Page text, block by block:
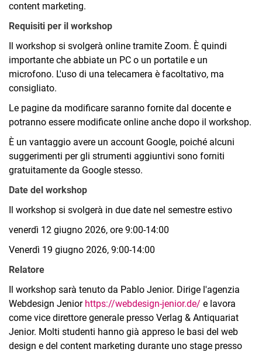
content marketing.
Requisiti per il workshop
Il workshop si svolgerà online tramite Zoom. È quindi
importante che abbiate un PC o un portatile e un
microfono. L'uso di una telecamera è facoltativo, ma
consigliato.
Le pagine da modificare saranno fornite dal docente e
potranno essere modificate online anche dopo il workshop.
È un vantaggio avere un account Google, poiché alcuni
suggerimenti per gli strumenti aggiuntivi sono forniti
gratuitamente da Google stesso.
Date del workshop
Il workshop si svolgerà in due date nel semestre estivo
venerdì 12 giugno 2026, ore 9:00-14:00
Venerdì 19 giugno 2026, 9:00-14:00
Relatore
Il workshop sarà tenuto da Pablo Jenior. Dirige l'agenzia
Webdesign Jenior https://webdesign-jenior.de/ e lavora
come vice direttore generale presso Verlag & Antiquariat
Jenior. Molti studenti hanno già appreso le basi del web
design e del content marketing durante uno stage presso